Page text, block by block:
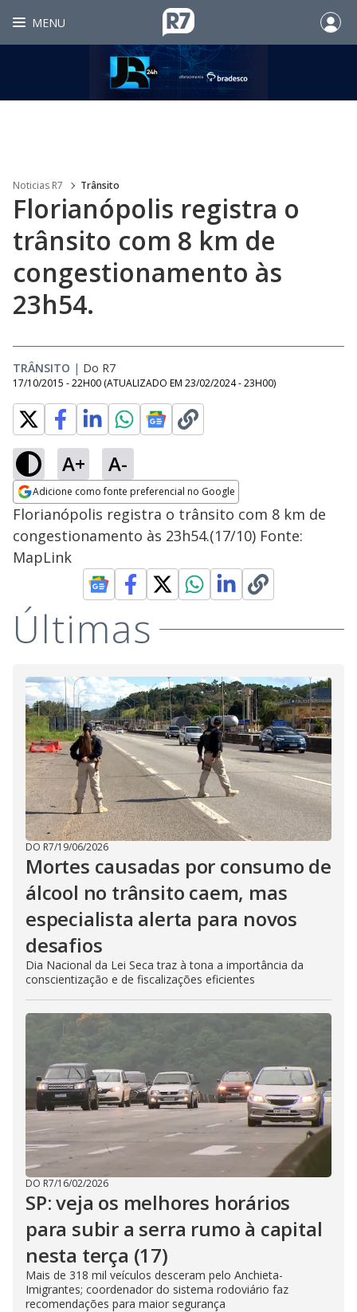
MENU
Noticias R7 Trânsito
Florianópolis registra o
trânsito com 8 km de
congestionamento às
23h54.
TRÂNSITO | Do R7
17/10/2015 - 22H00 (ATUALIZADO EM 23/02/2024 - 23H00)
A+ A-
Adicione como fonte preferencial no Google
Opens in new window
Florianópolis registra o trânsito com 8 km de
congestionamento às 23h54.(17/10) Fonte:
MapLink
Últimas
DO R7/19/06/2026
Mortes causadas por consumo de
álcool no trânsito caem, mas
especialista alerta para novos
desafios
Dia Nacional da Lei Seca traz à tona a importância da
conscientização e de fiscalizações eficientes
DO R7/16/02/2026
SP: veja os melhores horários
para subir a serra rumo à capital
nesta terça (17)
Mais de 318 mil veículos desceram pelo Anchieta-
Imigrantes; coordenador do sistema rodoviário faz
recomendações para maior segurança